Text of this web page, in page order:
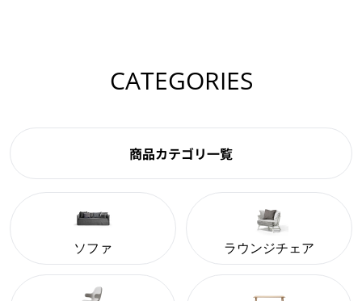
CATEGORIES
商品カテゴリ一覧
ソファ ラウンジチェア